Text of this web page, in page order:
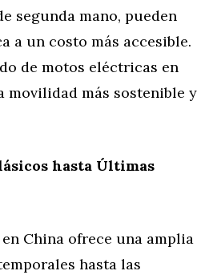
segunda mano, pueden
a un costo más accesible.
de motos eléctricas en
movilidad más sostenible y
hasta Últimas
China ofrece una amplia
hasta las